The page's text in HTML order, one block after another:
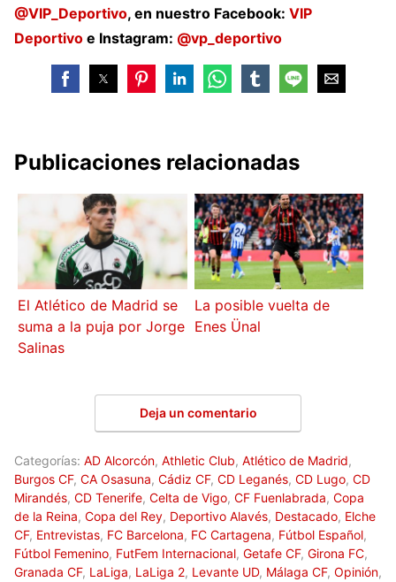
@VIP_Deportivo, en nuestro Facebook: VIP
Deportivo e Instagram: @vp_deportivo
Publicaciones relacionadas
El Atlético de Madrid se
suma a la puja por Jorge
Salinas
La posible vuelta de
Enes Ünal
Deja un comentario
Categorías: AD Alcorcón, Athletic Club, Atlético de Madrid,
Burgos CF, CA Osasuna, Cádiz CF, CD Leganés, CD Lugo, CD
Mirandés, CD Tenerife, Celta de Vigo, CF Fuenlabrada, Copa
de la Reina, Copa del Rey, Deportivo Alavés, Destacado, Elche
CF, Entrevistas, FC Barcelona, FC Cartagena, Fútbol Español,
Fútbol Femenino, FutFem Internacional, Getafe CF, Girona FC,
Granada CF, LaLiga, LaLiga 2, Levante UD, Málaga CF, Opinión,